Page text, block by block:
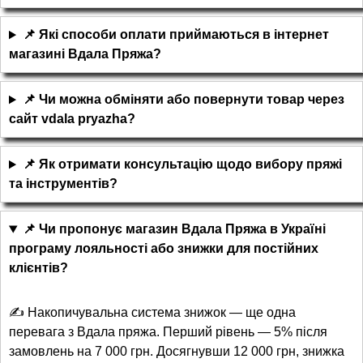
📌 Які способи оплати приймаються в інтернет
магазині Вдала Пряжа?
📌 Чи можна обміняти або повернути товар через
сайт vdala pryazha?
📌 Як отримати консультацію щодо вибору пряжі
та інструментів?
📌 Чи пропонує магазин Вдала Пряжа в Україні
програму лояльності або знижки для постійних
клієнтів?
✍ Накопичувальна система знижок — ще одна
перевага з Вдала пряжа. Перший рівень — 5% після
замовлень на 7 000 грн. Досягнувши 12 000 грн, знижка